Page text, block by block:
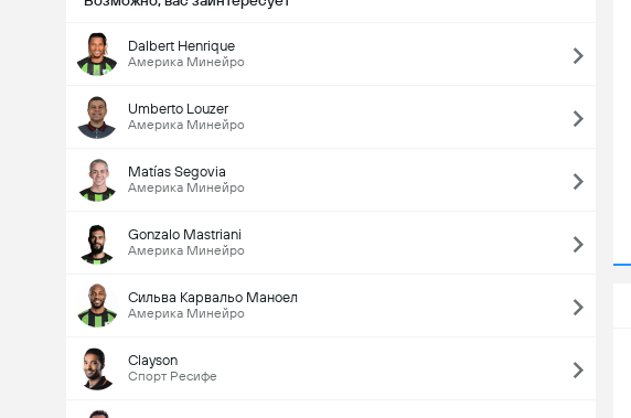
Dalbert Henrique
Америка Минейро
Umberto Louzer
Америка Минейро
Matías Segovia
Америка Минейро
Gonzalo Mastriani
Америка Минейро
Сильва Карвальо Маноел
Америка Минейро
Clayson
Спорт Ресифе